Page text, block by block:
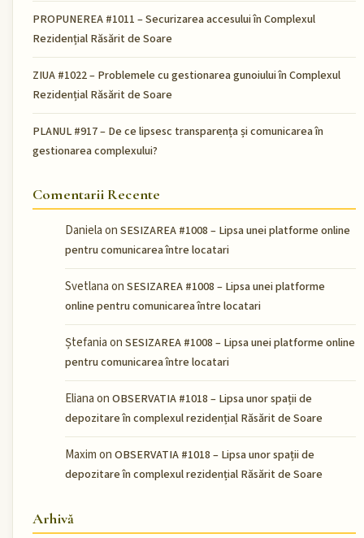
PROPUNEREA #1011 – Securizarea accesului în Complexul
Rezidențial Răsărit de Soare
ZIUA #1022 – Problemele cu gestionarea gunoiului în Complexul
Rezidențial Răsărit de Soare
PLANUL #917 – De ce lipsesc transparența și comunicarea în
gestionarea complexului?
Comentarii Recente
Danielaon SESIZAREA #1008 – Lipsa unei platforme online
pentru comunicarea între locatari
Svetlanaon SESIZAREA #1008 – Lipsa unei platforme
online pentru comunicarea între locatari
Ștefaniaon SESIZAREA #1008 – Lipsa unei platforme online
pentru comunicarea între locatari
Elianaon OBSERVATIA #1018 – Lipsa unor spații de
depozitare în complexul rezidențial Răsărit de Soare
Maximon OBSERVATIA #1018 – Lipsa unor spații de
depozitare în complexul rezidențial Răsărit de Soare
Arhivă